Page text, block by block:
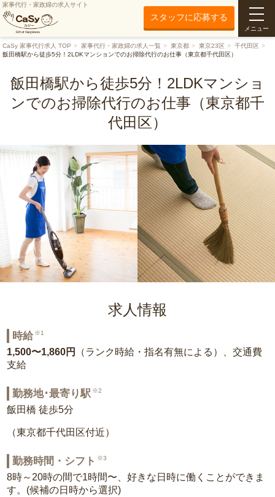
家事代行・家政婦の求人サイト
スタッフに応募する
メニュー
CaSy 家事代行求人 TOP 家事代行・家政婦の求人一覧 東京都 東京23区
千代田区
飯田橋駅から徒歩5分！2LDKマンションでのお掃除代行のお仕事（東京都千代田区）
飯田橋駅から徒歩5分！2LDKマンショ
ンでのお掃除代行のお仕事（東京都千
代田区）
求人情報
時給 ※1
1,500〜1,860円
（ランク時給・指名有無による）、交通費
支給
勤務地･最寄り駅 ※2
飯田橋 徒歩5分
（東京都千代田区付近）
勤務時間・シフト ※3
8時～20時の間で1時間〜、好きな日時に働くことができま
す。(候補の日時から選択)